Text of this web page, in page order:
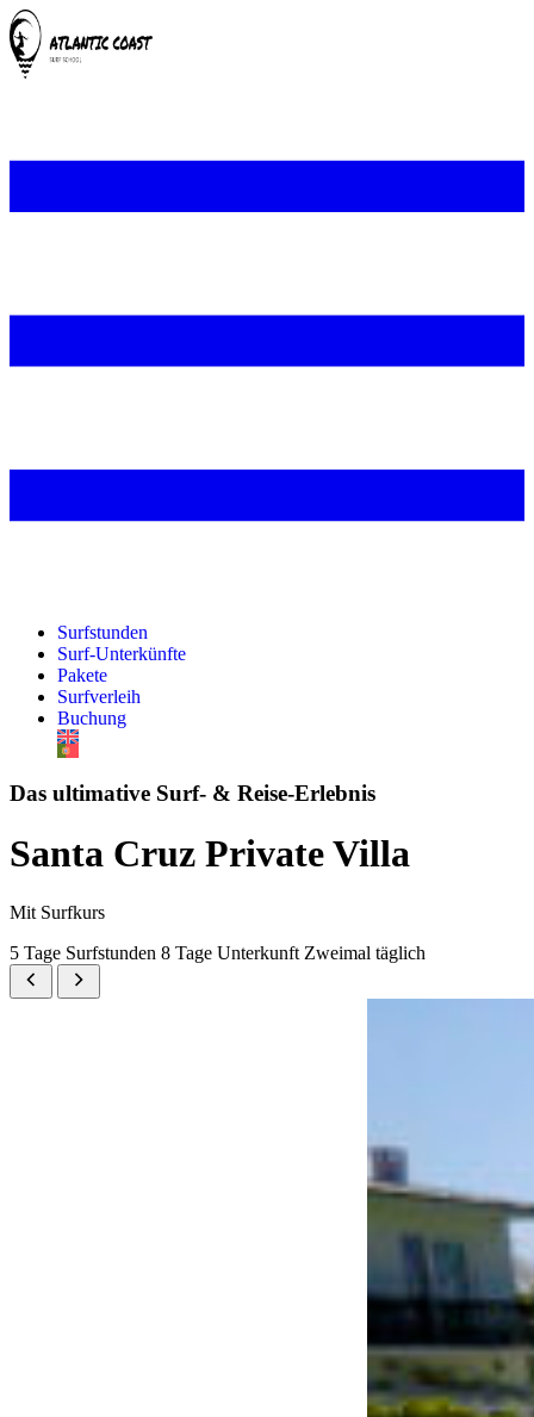
Surfstunden
Surf-Unterkünfte
Pakete
Surfverleih
Buchung
Das ultimative Surf- & Reise-Erlebnis
Santa Cruz Private Villa
Mit Surfkurs
5 Tage Surfstunden 8 Tage Unterkunft Zweimal täglich